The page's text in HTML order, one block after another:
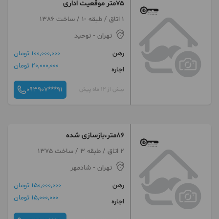
۷۵متر موقعیت اداری
1 اتاق / طبقه -1 / ساخت 1386
تهران - توحید
رهن
100,000,000 تومان
اجاره
20,000,000 تومان
بیش از 12 ماه پیش 093907***91
۸۶متر،بازسازی شده
2 اتاق / طبقه 3 / ساخت 1375
تهران - شادمهر
رهن
150,000,000 تومان
اجاره
15,000,000 تومان